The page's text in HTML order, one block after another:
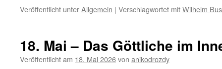
Veröffentlicht unterAllgemein | Verschlagwortet mitWilhelm
18. Mai – Das Göttliche im
Veröffentlicht am 18. Mai 2026von anikodrozdy